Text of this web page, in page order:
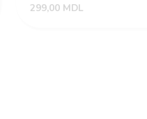
299,00 MDL